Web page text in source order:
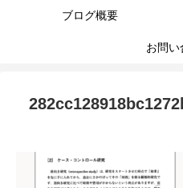
ブログ概要
お問い